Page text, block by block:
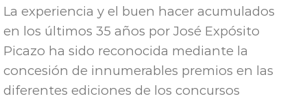
La experiencia y el buen hacer acumulados
en los últimos 35 años por José Expósito
Picazo ha sido reconocida mediante la
concesión de innumerables premios en las
diferentes ediciones de los concursos